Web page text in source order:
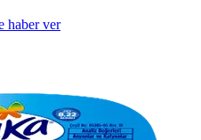
haber ver